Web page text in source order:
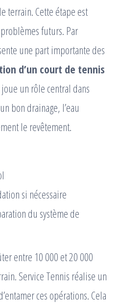
terrain. Cette étape est
futurs. Par
une part importante des
d’un court de tennis
un rôle central dans
bon drainage, l’eau
le revêtement.
si nécessaire
du système de
entre 10 000 et 20 000
Service Tennis réalise un
ces opérations. Cela